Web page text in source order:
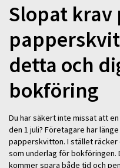
Slopat krav
detta och
bokföring
Du har säkert inte missat att
den 1 juli? Företagare har
papperskvitton. I stället
som underlag för bokföringen.
kommer spara både tid och